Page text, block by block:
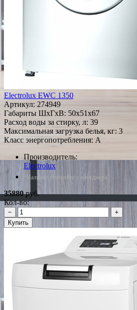
Electrolux EWC 1350
Артикул: 274949
Габариты ШxГxВ: 50x51x67
Расход воды за стирку, л: 39
Максимальная загрузка белья, кг: 3
Класс энергопотребления: A
Производитель:
Electrolux
*Наличие уточняйте у менеджера
35880руб.
Кол-во:
−
+
Купить